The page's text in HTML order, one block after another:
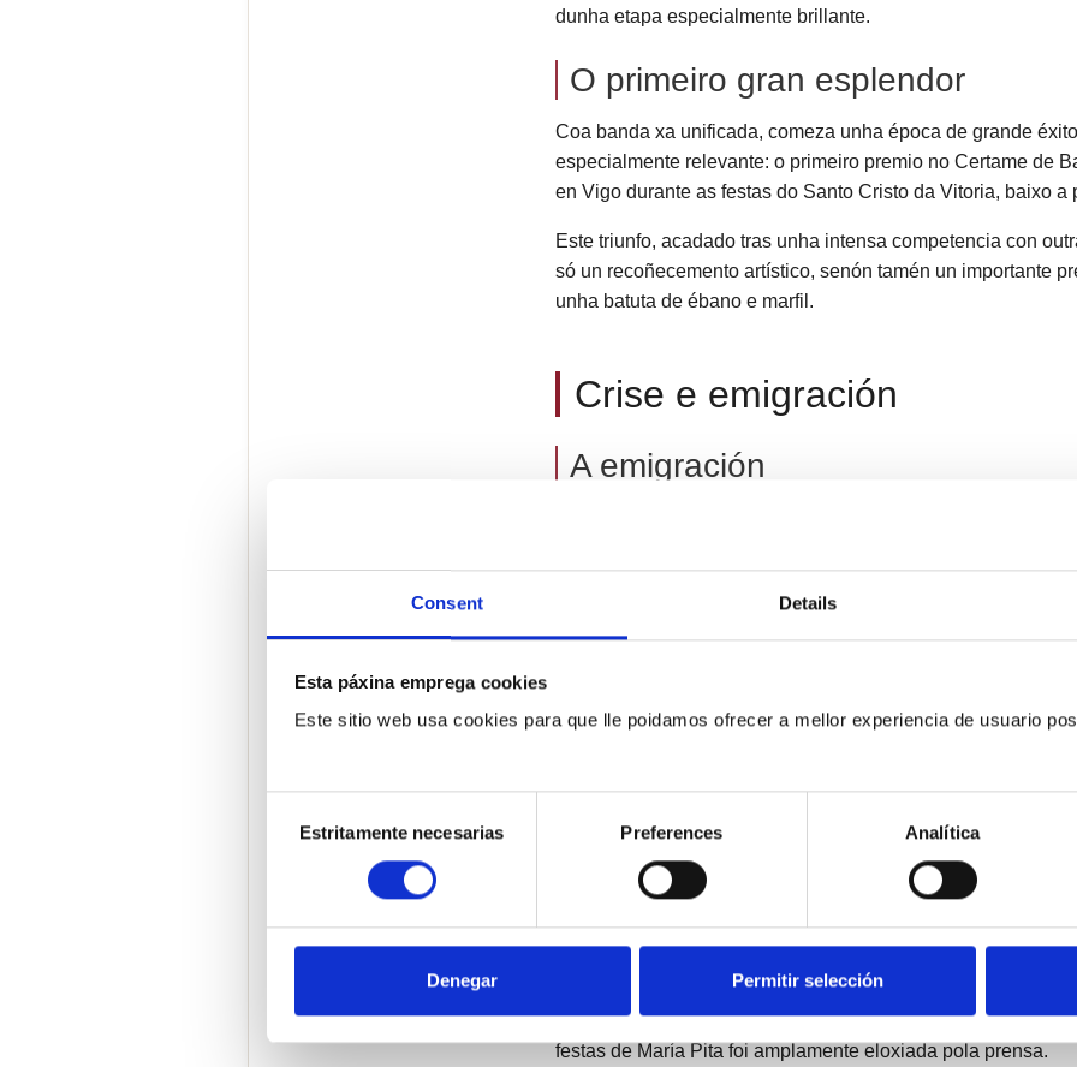
Consent Details
Esta páxina emprega cookies
Este sitio web usa cookies para que lle poidamos ofrecer a mellor experiencia de usuario
Selection
Estritamente necesarias Preferences Analítica
Denegar Permitir selección
dunha etapa especialmente brillante.
O primeiro gran esplendor
Coa banda xa unificada, comeza unha época de grande
especialmente relevante: o primeiro premio no Certame de
en Vigo durante as festas do Santo Cristo da Vitoria, baixo a
Este triunfo, acadado tras unha intensa competencia con
só un recoñecemento artístico, senón tamén un importante
unha batuta de ébano e marfil.
Crise e emigración
A emigración
O esplendor viuse truncado en 1910 coa emigración de
Para facer fronte á situación, o Concello —presidido por
municipal.
Campos, quen permanecería no cargo ata 1921.
A etapa de Alfonso Campos: un
da banda.
Durante os seus dez anos á fronte, A Lira alcanzou un nivel
contratada para numerosas festas, incluídas as da Coruña,
festas de María Pita foi amplamente eloxiada pola prensa.